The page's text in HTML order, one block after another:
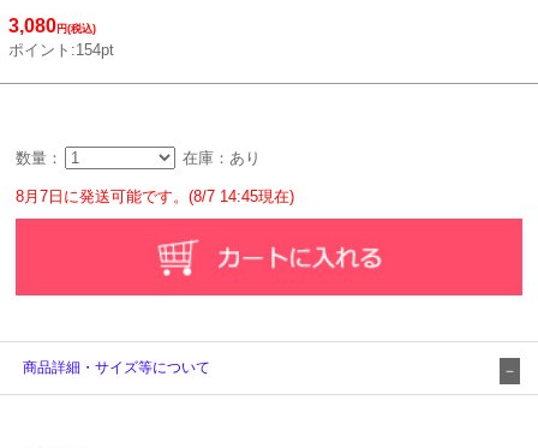
3,080円(税込)
ポイント:154pt
数量： 在庫：あり
8月7日に発送可能です。(8/7 14:45現在)
商品詳細・サイズ等について